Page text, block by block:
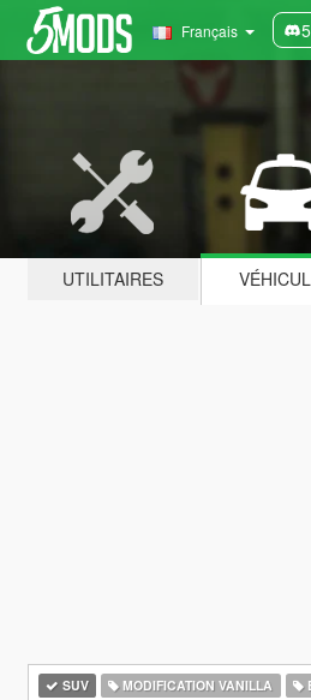
Français
UTILITAIRES
SUV MODIFICATION VANILLA